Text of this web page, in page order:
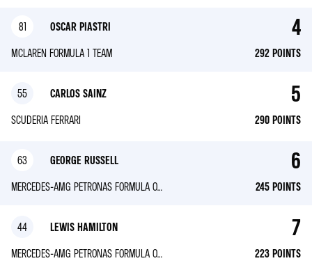
4
81
MCLAREN FORMULA 1 TEAM
OSCAR PIASTRI
292 POINTS
5
55
SCUDERIA FERRARI
CARLOS SAINZ
290 POINTS
6
63
MERCEDES-AMG PETRONAS FORMULA ONE TEAM
GEORGE RUSSELL
245 POINTS
7
44
MERCEDES-AMG PETRONAS FORMULA ONE TEAM
LEWIS HAMILTON
223 POINTS